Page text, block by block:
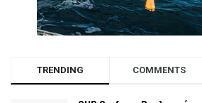
TRENDING COMMENTS